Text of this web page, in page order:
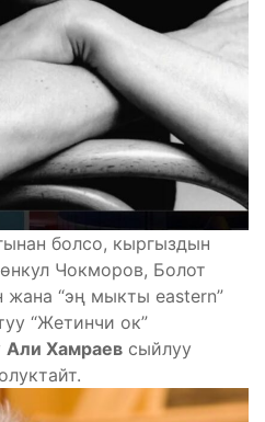
болсо, кыргыздын
Чокморов, Болот
жана “эң мыкты eastern”
“Жетинчи ок”
Али Хамраев сыйлуу